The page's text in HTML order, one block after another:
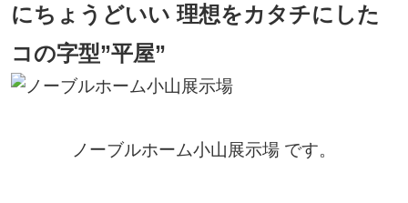
にちょうどいい 理想をカタチにした
コの字型”平屋”
ノーブルホーム小山展示場 です。